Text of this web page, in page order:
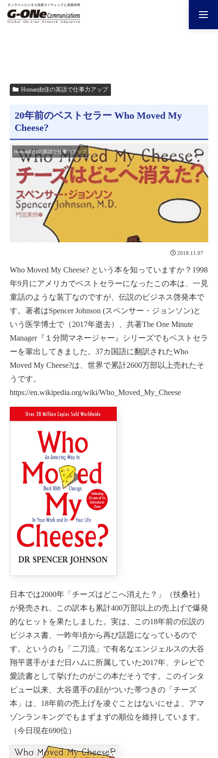
Homan由佳の英語で仕事力アップ
20年前のベストセラー Who Moved My
Cheese?
Homan由佳の英語で仕事力アップ
2018.11.07
Who Moved My Cheese? という本を知っていますか？1998
年9月にアメリカでベストセラーになったこの本は、一見
童話のような装丁なのですが、伝説のビジネス啓発本で
す。著者はSpencer Johnson (スペンサー・ジョンソン)と
いう医学博士で（2017年逝去）、共著The One Minute
Manager『１分間マネージャー』シリーズでもベストセラ
ーを輩出してきました。37カ国語に翻訳されたWho
Moved My Cheese?は、世界で累計2600万部以上売れたそ
うです。
https://en.wikipedia.org/wiki/Who_Moved_My_Cheese
日本では2000年「チーズはどこへ消えた？」（扶桑社）
が発売され、この訳本も累計400万部以上の売上げで爆発
的なヒットを果たしました。実は、この18年前の伝説の
ビジネス書、一昨年頃から再び話題になっているので
す。というのも「二刀流」で有名なエンジェルスの大谷
翔平選手がまだ日ハムに所属していた2017年、テレビで
愛読書として挙げたのがこの本だそうです。このインタ
ビュー以来、大谷選手の顔がついた帯つきの「チーズ
本」は、18年前の売上げを凌ぐことはないにせよ、アマ
ゾンランキングでもまずまずの順位を維持しています。
（今日現在690位）